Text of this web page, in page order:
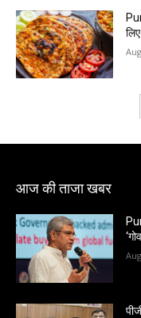
आज की ताजा खबर